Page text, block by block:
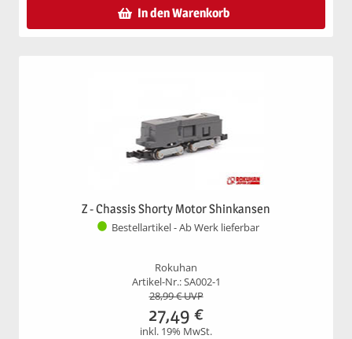
In den Warenkorb
Z - Chassis Shorty Motor Shinkansen
Bestellartikel - Ab Werk lieferbar
Rokuhan
Artikel-Nr.: SA002-1
28,99€ UVP
27,49 €
inkl. 19% MwSt.